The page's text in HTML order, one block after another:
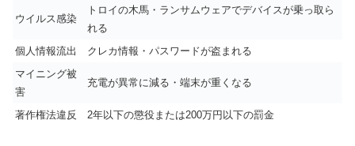
ウイルス感染
トロイの木馬・ランサムウェアでデバイスが乗っ取ら
れる
個人情報流出
クレカ情報・パスワードが盗まれる
マイニング被
害
充電が異常に減る・端末が重くなる
著作権法違反 2年以下の懲役または200万円以下の罰金